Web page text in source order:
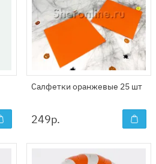
Салфетки оранжевые 25 шт
249р.